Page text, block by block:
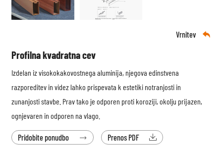
Vrnitev 
Profilna kvadratna cev
Izdelan iz visokokakovostnega aluminija, njegova edinstvena
razporeditev in videz lahko prispevata k estetiki notranjosti in
zunanjosti stavbe. Prav tako je odporen proti koroziji, okolju prijazen,
ognjevaren in odporen na vlago.
Pridobite ponudbo  Prenos PDF 